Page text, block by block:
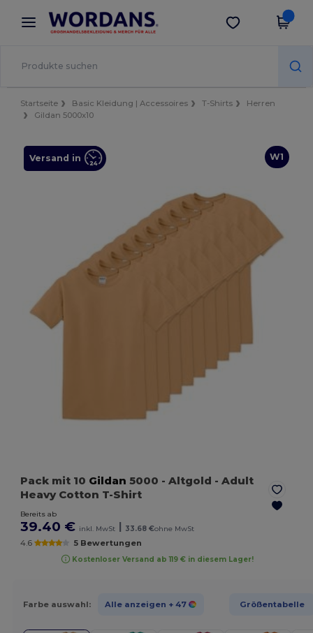
× Wordans App
Bessere Preise in der App!
App holen
Startseite Basic Kleidung | Accessoires T-Shirts
Herren
Gildan 5000x10
W1
Versand in
Pack mit 10 Gildan 5000 - Altgold - Adult
Heavy Cotton T-Shirt
Bereits ab
39.40 € inkl. MwSt | 33.68 €ohne MwSt
4.6 5 Bewertungen
Kostenloser Versand ab 119 € in diesem Lager!
Farbe auswahl: Alle anzeigen + 47 Größentabelle